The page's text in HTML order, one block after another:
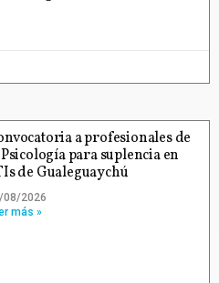
a profesionales de
para suplencia en
de Gualeguaychú
08/2026
más »